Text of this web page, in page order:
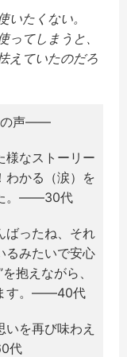
いたくない。
てしまうと、
えていたのだろ
の声――
様なストーリー
わかる（涙）を
。――30代
ばったね、それ
るみたいで安心
抱えながら、
す。――40代
を再び味わえ
代